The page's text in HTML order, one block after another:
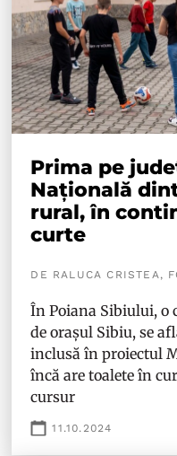
Prima pe
Națională
rural, în
curte
DE RALUCA CRISTEA,
În Poiana Sibiului, o
de orașul Sibiu, se
inclusă în proiectul
încă are toalete în
cursur
11.10.2024